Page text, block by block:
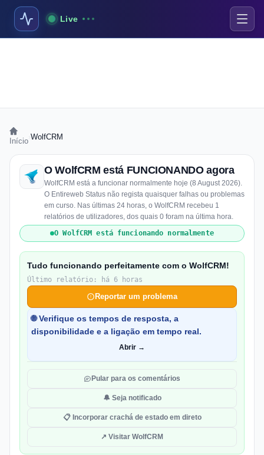
Live
Início WolfCRM
O WolfCRM está FUNCIONANDO agora
WolfCRM está a funcionar normalmente hoje (8 August 2026).
O Entireweb Status não regista quaisquer falhas ou problemas
em curso. Nas últimas 24 horas, o WolfCRM recebeu 1
relatórios de utilizadores, dos quais 0 foram na última hora.
O WolfCRM está funcionando normalmente
Tudo funcionando perfeitamente com o WolfCRM!
Último relatório: há 6 horas
Reportar um problema
🌐 Verifique os tempos de resposta, a
disponibilidade e a ligação em tempo real.
Abrir →
Pular para os comentários
🔔 Seja notificado
📋 Incorporar crachá de estado em direto
↗ Visitar WolfCRM